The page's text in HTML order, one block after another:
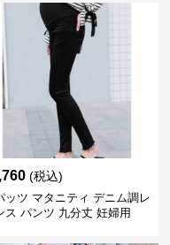
(税込)
ッツ マタニティ デニム調レ
ス パンツ 九分丈 妊婦用